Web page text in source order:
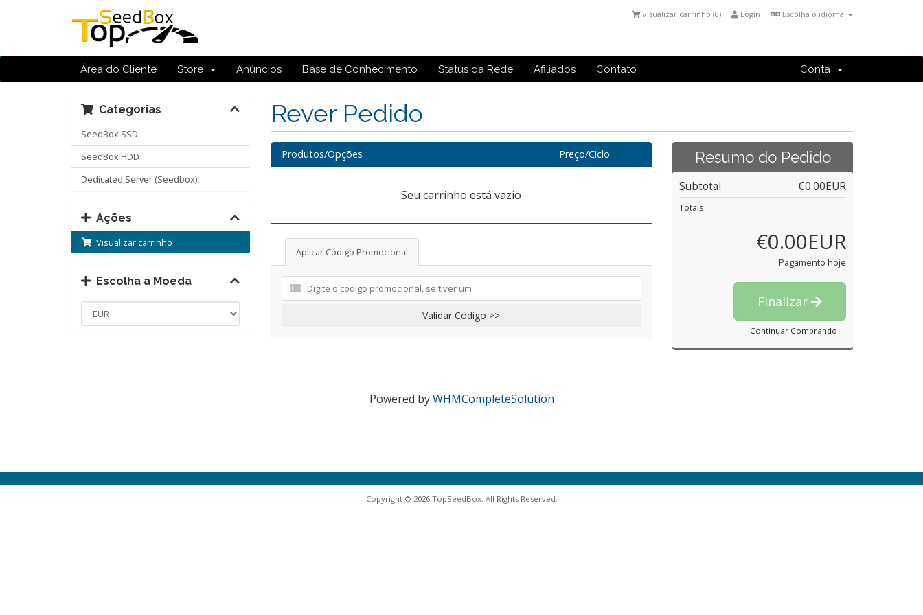
Escolha o idioma
Login
Visualizar carrinho (0)
Área do Cliente Store Anúncios Base de Conhecimento Status da Rede Afiliados Contato Conta
Rever Pedido
Categorias
SeedBox SSD
SeedBox HDD
Dedicated Server (Seedbox)
Ações
Visualizar carrinho
Escolha a Moeda
Produtos/Opções Preço/Ciclo
Seu carrinho está vazio
Aplicar Código Promocional
Validar Código >>
Resumo do Pedido
Subtotal €0.00EUR
Totais
€0.00EUR
Pagamento hoje
Finalizar
Continuar Comprando
Powered byWHMCompleteSolution
Copyright © 2026 TopSeedBox. All Rights Reserved.